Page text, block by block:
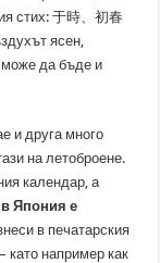
стих: 于時、初春
ясен,
може да бъде и
и друга много
на летоброене.
календар, а
в Япония е
в печатарския
като например как